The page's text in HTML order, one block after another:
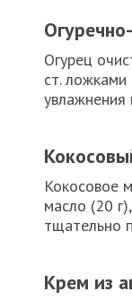
Огурец
ст.
увлажнения
Кокосовое
масло (20
тщательно
Крем из